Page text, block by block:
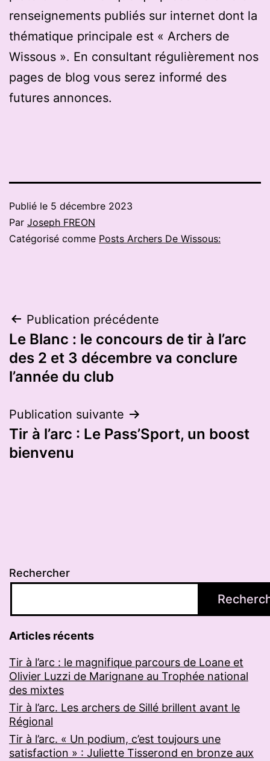
renseignements publiés sur internet dont la
thématique principale est « Archers de
Wissous ». En consultant régulièrement nos
pages de blog vous serez informé des
futures annonces.
Publié le 5 décembre 2023
Par Joseph FREON
Catégorisé comme Posts Archers De Wissous:
Navigation
de
l’article
Publication précédente
Le Blanc : le concours de tir à l’arc
des 2 et 3 décembre va conclure
l’année du club
Publication suivante
Tir à l’arc : Le Pass’Sport, un boost
bienvenu
Rechercher
Articles récents
Tir à l’arc : le magnifique parcours de Loane et
Olivier Luzzi de Marignane au Trophée national
des mixtes
Tir à l’arc. Les archers de Sillé brillent avant le
Régional
Tir à l’arc. « Un podium, c’est toujours une
satisfaction » : Juliette Tisserond en bronze aux